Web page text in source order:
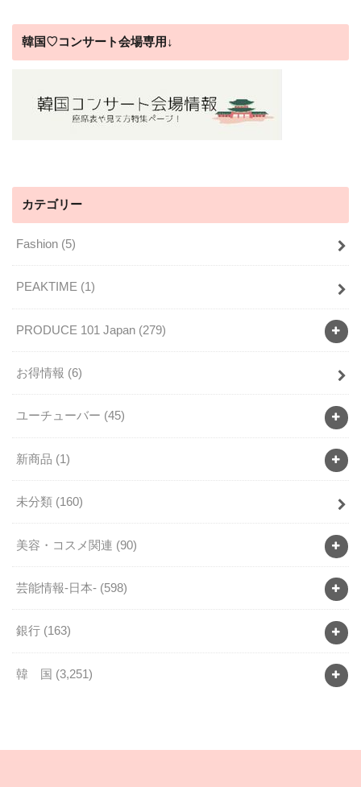
韓国♡コンサート会場専用↓
カテゴリー
Fashion (5)
PEAKTIME (1)
PRODUCE 101 Japan (279)
お得情報 (6)
ユーチューバー (45)
新商品 (1)
未分類 (160)
美容・コスメ関連 (90)
芸能情報-日本- (598)
銀行 (163)
韓 国 (3,251)